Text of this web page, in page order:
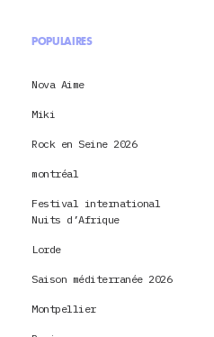
POPULAIRES
Nova Aime
Miki
Rock en Seine 2026
montréal
Festival international
Nuits d’Afrique
Lorde
Saison méditerranée 2026
Montpellier